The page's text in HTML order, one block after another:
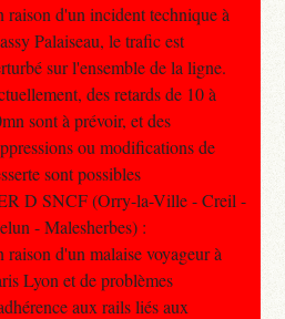
raison d'un incident technique à
Palaiseau, le trafic est
sur l'ensemble de la ligne.
des retards de 10 à
sont à prévoir, et des
ou modifications de
sont possibles
D SNCF (Orry-la-Ville - Creil -
- Malesherbes) :
raison d'un malaise voyageur à
Lyon et de problèmes
aux rails liés aux